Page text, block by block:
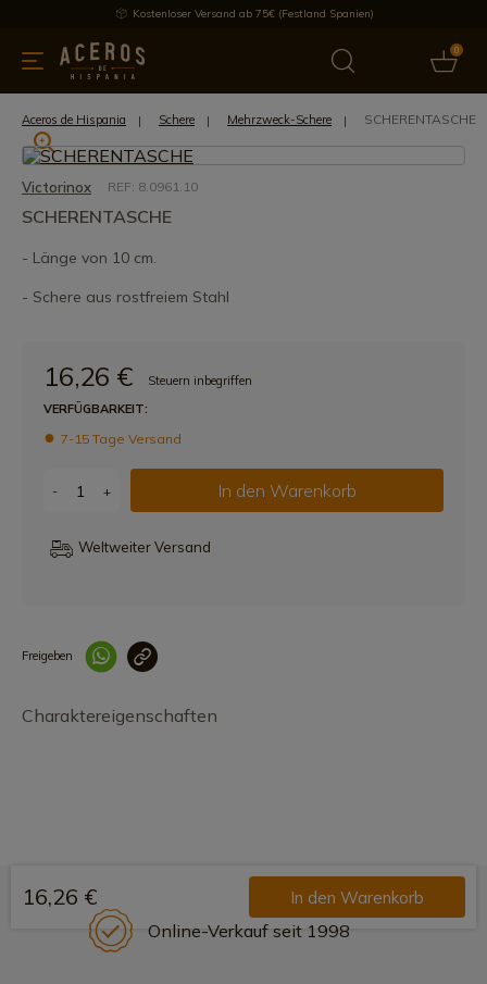
Kostenloser Versand ab 75€ (Festland Spanien)
0
Bietet Aktuelles Bestseller
Aceros de Hispania Schere Mehrzweck-Schere SCHERENTASCHE
Victorinox REF: 8.0961.10
SCHERENTASCHE
- Länge von 10 cm.
- Schere aus rostfreiem Stahl
16,26 €
Steuern inbegriffen
VERFÜGBARKEIT:
7-15 Tage Versand
- + In den Warenkorb
Weltweiter Versand
Freigeben
Charaktereigenschaften
16,26 € In den Warenkorb
Online-Verkauf seit 1998